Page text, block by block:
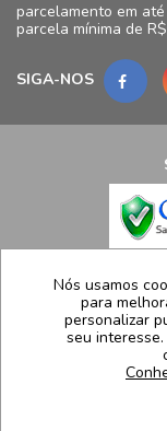
parcelamento em
parcela mínima de
SIGA-NOS
LCB
Avenida Ayrton
Tijuca -
Atendimento:
H5 Web -
Nós usamos
para
personalizar
seu